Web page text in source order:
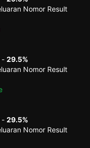
Nomor Result
- 29.5%
Nomor Result
- 29.5%
Nomor Result